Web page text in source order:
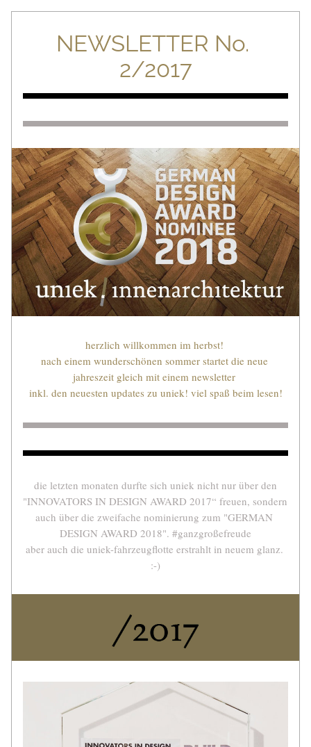
NEWSLETTER No.
2/2017
herzlich willkommen im herbst!
nach einem wunderschönen sommer startet die neue
jahreszeit gleich mit einem newsletter
inkl. den neuesten updates zu uniek! viel spaß beim lesen!
die letzten monaten durfte sich uniek nicht nur über den
"INNOVATORS IN DESIGN AWARD 2017“ freuen, sondern
auch über die zweifache nominierung zum "GERMAN
DESIGN AWARD 2018". #ganzgroßefreude
aber auch die uniek-fahrzeugflotte erstrahlt in neuem glanz.
:-)